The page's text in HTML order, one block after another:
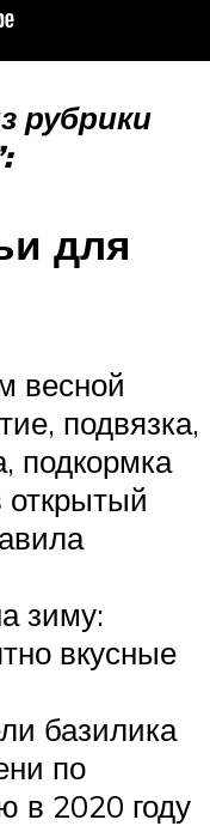
рубрики
для
весной
подвязка,
подкормка
открытый
зиму:
вкусные
базилика
по
в 2020 году